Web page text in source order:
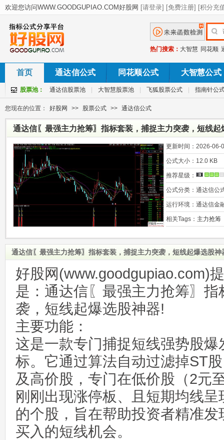
热门搜索： 大智慧 同花顺
首页 通达信公式 同花顺公式 大智慧公式
股票池： 通达信股票池 大智慧股票池 飞狐股票公式 指南针公
您现在的位置： 好股网 >> 股票公式 >> 通达信公式
通达信〖最强主力抢筹〗指标套装，捕捉主力突袭，短线起
更新时间： 2026-06-
公式大小： 12.0 KB
推荐星级：
公式分类： 通达信公
运行环境： 通达信金
相关Tags： 主力抢筹
通达信〖最强主力抢筹〗指标套装，捕捉主力突袭，短线起爆选股神
好股网(www.goodgupiao.com)
是：通达信〖最强主力抢筹〗
袭，短线起爆选股神器!
主要功能：
这是一款专门捕捉短线强势股爆
标。它通过算法自动过滤掉ST
及高价股，专门在低价股（2元
刚刚出现涨停板、且短期均线
的个股，旨在帮助投资者精准
买入的短线机会。